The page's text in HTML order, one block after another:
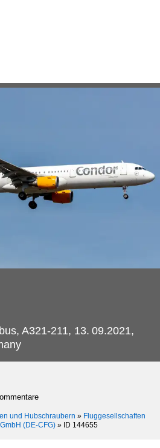
A321-211, 13. 09.2021,
und Hubschraubern » Fluggesellschaften
(DE-CFG) » ID 144655